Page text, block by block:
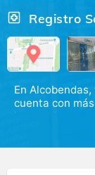
Registro
En
cuenta con
instalaciones